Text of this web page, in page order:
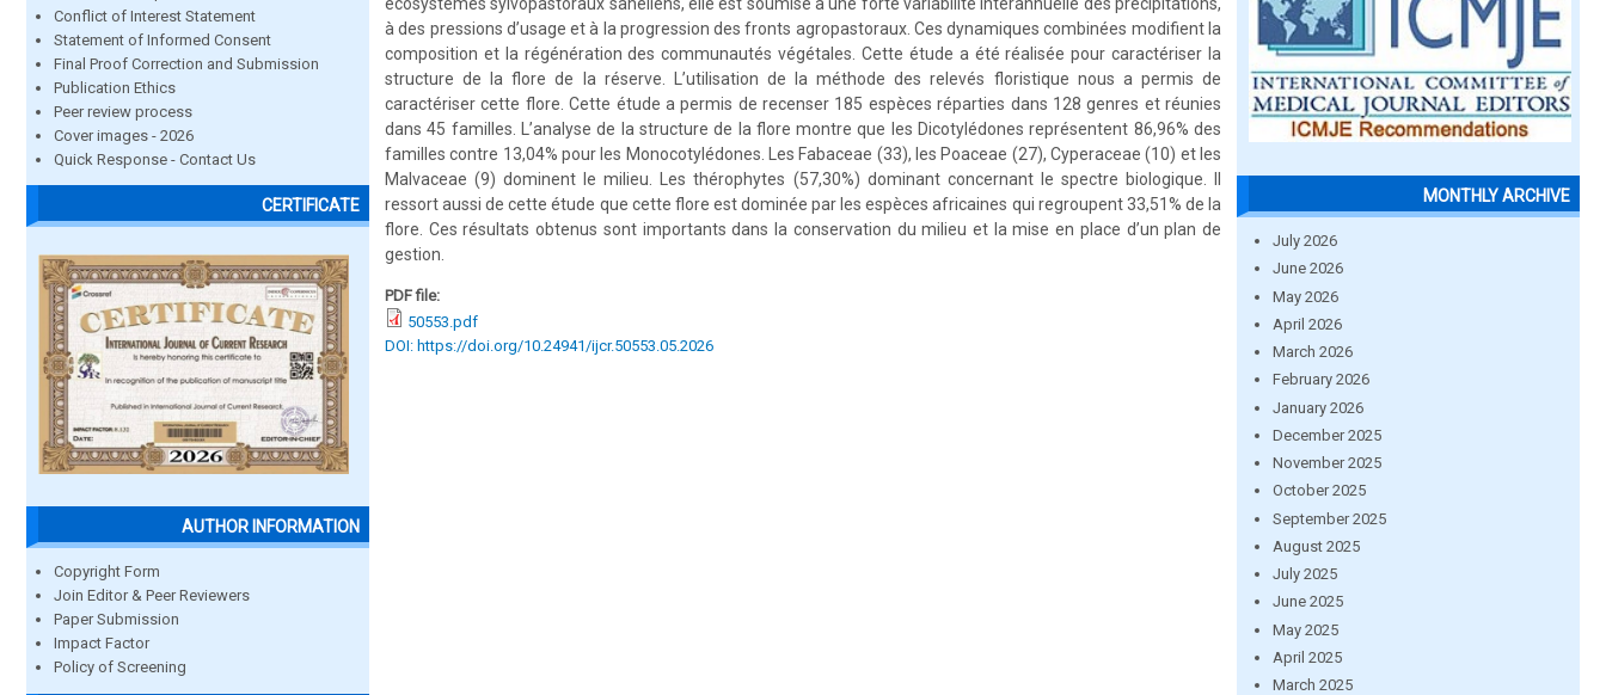
Conflict of Interest Statement
Statement of Informed Consent
Final Proof Correction and Submission
Publication Ethics
Peer review process
Cover images - 2026
Quick Response - Contact Us
CERTIFICATE
AUTHOR INFORMATION
Copyright Form
Join Editor & Peer Reviewers
Paper Submission
Impact Factor
Policy of Screening
à des pressions d’usage et à la progression des fronts agropastoraux. Ces dynamiques combinées modifient la
composition et la régénération des communautés végétales. Cette étude a été réalisée pour caractériser la
structure de la flore de la réserve. L’utilisation de la méthode des relevés floristique nous a permis de
caractériser cette flore. Cette étude a permis de recenser 185 espèces réparties dans 128 genres et réunies
dans 45 familles. L’analyse de la structure de la flore montre que les Dicotylédones représentent 86,96% des
familles contre 13,04% pour les Monocotylédones. Les Fabaceae (33), les Poaceae (27), Cyperaceae (10) et les
Malvaceae (9) dominent le milieu. Les thérophytes (57,30%) dominant concernant le spectre biologique. Il
ressort aussi de cette étude que cette flore est dominée par les espèces africaines qui regroupent 33,51% de la
flore. Ces résultats obtenus sont importants dans la conservation du milieu et la mise en place d’un plan de
gestion.
PDF file:
50553.pdf
DOI: https://doi.org/10.24941/ijcr.50553.05.2026
MONTHLY ARCHIVE
July 2026
June 2026
May 2026
April 2026
March 2026
February 2026
January 2026
December 2025
November 2025
October 2025
September 2025
August 2025
July 2025
June 2025
May 2025
April 2025
March 2025